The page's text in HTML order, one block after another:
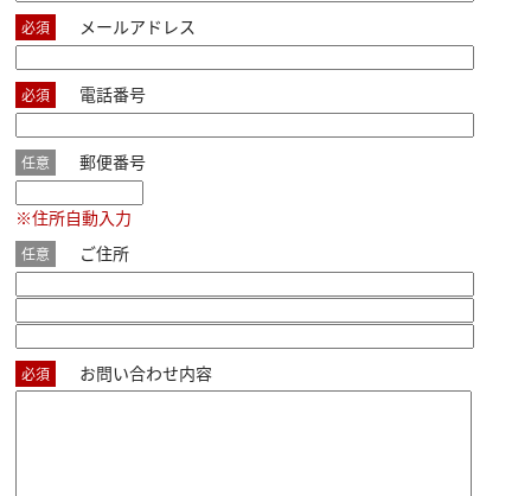
必須 メールアドレス
必須 電話番号
任意 郵便番号
※住所自動入力
任意 ご住所
必須 お問い合わせ内容